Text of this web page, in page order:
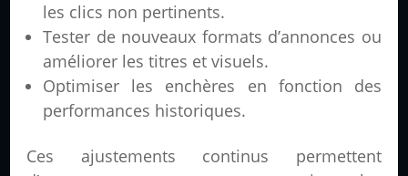
les clics non pertinents.
Tester de nouveaux formats d’annonces ou
améliorer les titres et visuels.
Optimiser les enchères en fonction des
performances historiques.
Ces ajustements continus permettent